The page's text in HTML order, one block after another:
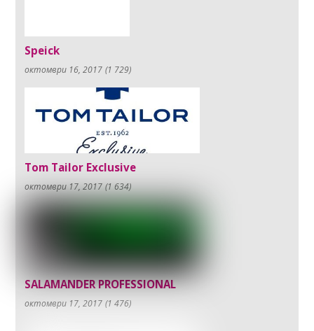
Speick
октомври 16, 2017 (1 729)
Tom Tailor Exclusive
октомври 17, 2017 (1 634)
SALAMANDER PROFESSIONAL
октомври 17, 2017 (1 476)